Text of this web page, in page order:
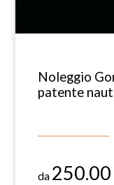
Noleggio
patente
da